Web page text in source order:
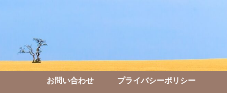
お問い合わせ プライバシーポリシー